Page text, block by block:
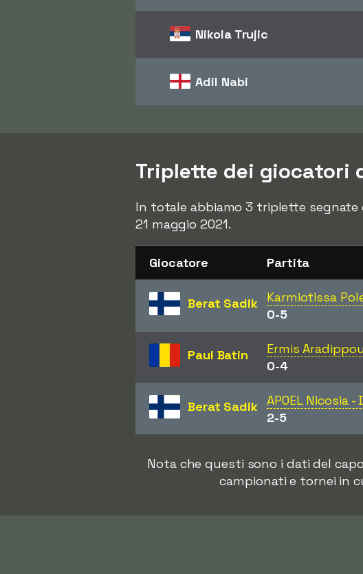
Nikola Trujic
Adil Nabi
Triplette dei giocatori
In totale abbiamo 3 triplette segnate
21 maggio 2021.
Giocatore Partita
Berat Sadik
Karmiotissa
0-5
Paul Batin
Ermis
0-4
Berat Sadik APOEL Nicosia
2-5
Nota che questi sono i dati del
campionati e tornei in